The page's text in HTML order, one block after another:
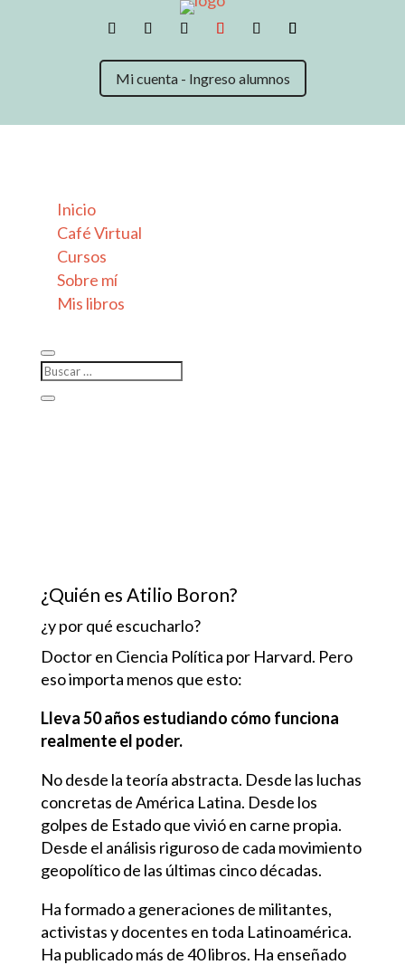
Mi cuenta - Ingreso alumnos
Inicio
Café Virtual
Cursos
Sobre mí
Mis libros
¿Quién es Atilio Boron?
¿y por qué escucharlo?
Doctor en Ciencia Política por Harvard. Pero
eso importa menos que esto:
Lleva 50 años estudiando cómo funciona
realmente el poder.
No desde la teoría abstracta. Desde las luchas
concretas de América Latina. Desde los
golpes de Estado que vivió en carne propia.
Desde el análisis riguroso de cada movimiento
geopolítico de las últimas cinco décadas.
Ha formado a generaciones de militantes,
activistas y docentes en toda Latinoamérica.
Ha publicado más de 40 libros. Ha enseñado